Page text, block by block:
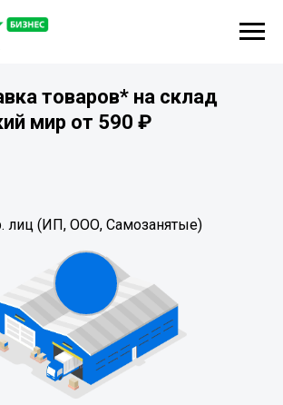
товаров* на склад
мир от 590 ₽
лиц (ИП, ООО, Самозанятые)